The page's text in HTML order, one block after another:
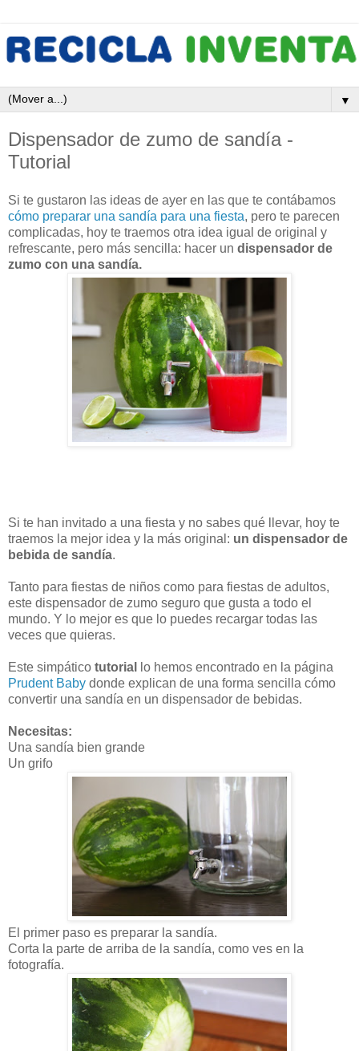
▼
Dispensador de zumo de sandía -
Tutorial
Si te gustaron las ideas de ayer en las que te contábamos
cómo preparar una sandía para una fiesta, pero te parecen
complicadas, hoy te traemos otra idea igual de original y
refrescante, pero más sencilla: hacer un dispensador de
zumo con una sandía.
Si te han invitado a una fiesta y no sabes qué llevar, hoy te
traemos la mejor idea y la más original: un dispensador de
bebida de sandía.
Tanto para fiestas de niños como para fiestas de adultos,
este dispensador de zumo seguro que gusta a todo el
mundo. Y lo mejor es que lo puedes recargar todas las
veces que quieras.
Este simpático tutorial
lo hemos encontrado en la página
Prudent Baby donde explican de una forma sencilla cómo
convertir una sandía en un dispensador de bebidas.
Necesitas:
Una sandía bien grande
Un grifo
El primer paso es preparar la sandía.
Corta la parte de arriba de la sandía, como ves en la
fotografía.